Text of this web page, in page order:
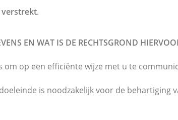
verstrekt.
EN WAT IS DE RECHTSGROND
om op een efficiënte wijze met u te
is noodzakelijk voor de